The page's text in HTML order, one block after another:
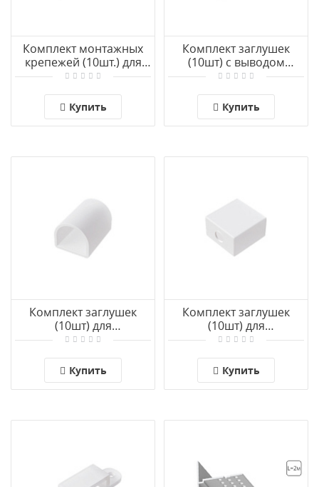
Комплект монтажных
крепежей (10шт.) для
светодиодной ленты
A2418012C
Купить
Комплект заглушек
(10шт) с выводом
провода для
Arte Lamp NEON TERMO
A2418012EW
Купить
Комплект заглушек
(10шт) для
светодиодной ленты
A2418012E
Купить
Комплект заглушек
(10шт) для
светодиодной ленты
ACCESSORIES A2448010E
Купить